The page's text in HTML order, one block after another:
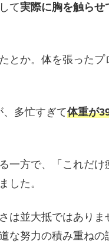
て実際に胸を触らせ
とか。体を張ったプ
多忙すぎて体重が
一方で、「これだ
した。
は並大抵ではあり
な努力の積み重ねの